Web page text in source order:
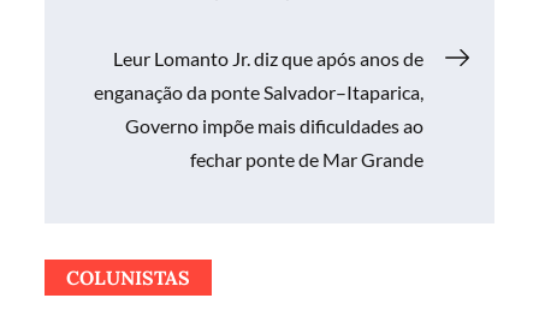
Post
Leur Lomanto Jr. diz que após anos de
enganação da ponte Salvador–Itaparica,
Governo impõe mais dificuldades ao
fechar ponte de Mar Grande
COLUNISTAS